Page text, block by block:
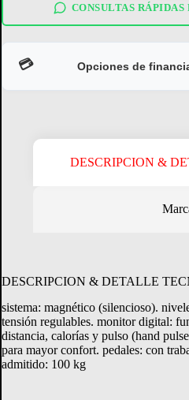
cantidad
CONSULTAS RÁPIDAS
💳 Opciones de
CONSULTAR
DESCRIPCION &
DESCRIPCION & DETALLE
sistema: magnético (silencioso).
tensión regulables. monitor digital:
distancia, calorías y pulso (hand
para mayor confort. pedales: con
admitido: 100 kg